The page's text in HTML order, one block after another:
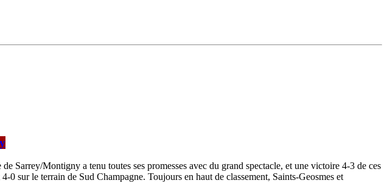
Sarrey/Montigny a tenu toutes ses promesses avec du grand spectacle, et une victoire 4-3 de ces
sur le terrain de Sud Champagne. Toujours en haut de classement, Saints-Geosmes et